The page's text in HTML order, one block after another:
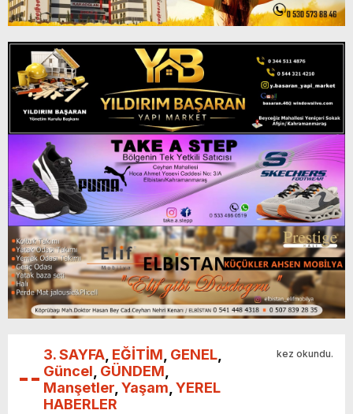
3. SAYFA EĞİTİM GENEL
Güncel GÜNDEM
Manşetler Yaşam YEREL
HABERLER
kez okundu.